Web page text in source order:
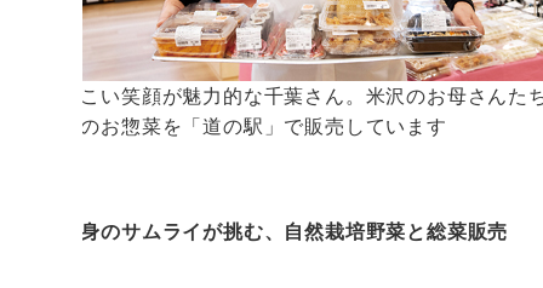
人懐っこい笑顔が魅力的な千葉さん。米沢のお母さんた
手作りのお惣菜を「道の駅」で販売しています
愛媛出身のサムライが挑む、自然栽培野菜と総菜販売